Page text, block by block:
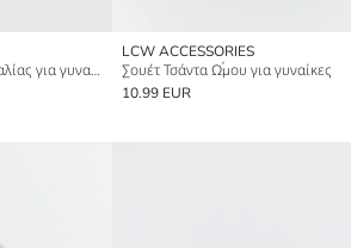
Πλεκτό μοτίβο τσάντα παραλίας για γυναίκες
LCW ACCESSORIES
Σουέτ Τσάντα Ώμου για γυναίκες
10.99 EUR